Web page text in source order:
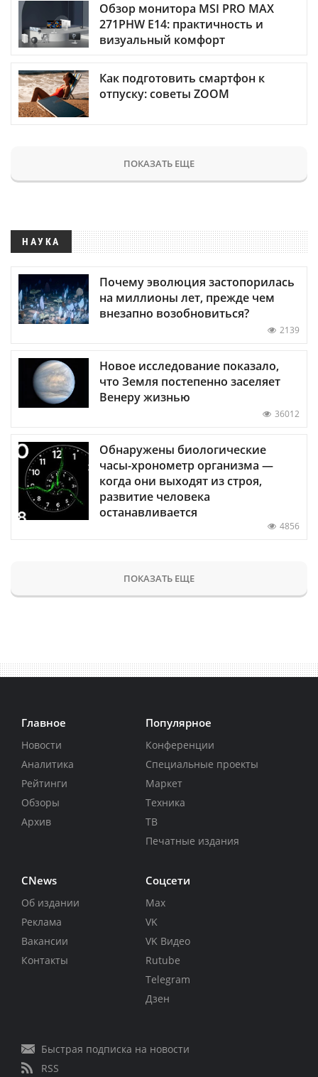
Обзор монитора MSI PRO MAX
271PHW E14: практичность и
визуальный комфорт
Как подготовить смартфон к
отпуску: советы ZOOM
ПОКАЗАТЬ ЕЩЕ
НАУКА
Почему эволюция застопорилась
на миллионы лет, прежде чем
внезапно возобновиться?
2139
Новое исследование показало,
что Земля постепенно заселяет
Венеру жизнью
36012
Обнаружены биологические
часы-хронометр организма —
когда они выходят из строя,
развитие человека
останавливается
4856
ПОКАЗАТЬ ЕЩЕ
Главное
Новости
Аналитика
Рейтинги
Обзоры
Архив
Популярное
Конференции
Специальные проекты
Маркет
Техника
ТВ
Печатные издания
CNews
Об издании
Реклама
Вакансии
Контакты
Соцсети
Max
VK
VK Видео
Rutube
Telegram
Дзен
Быстрая подписка на новости
RSS